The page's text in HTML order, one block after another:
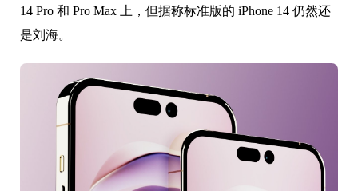
14 Pro 和 Pro Max 上，但据称标准版的 iPhone 14 仍然还
是刘海。